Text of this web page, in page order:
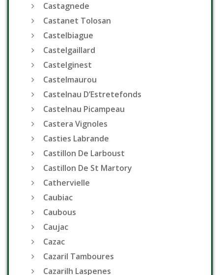
Castagnede
Castanet Tolosan
Castelbiague
Castelgaillard
Castelginest
Castelmaurou
Castelnau D’Estretefonds
Castelnau Picampeau
Castera Vignoles
Casties Labrande
Castillon De Larboust
Castillon De St Martory
Cathervielle
Caubiac
Caubous
Caujac
Cazac
Cazaril Tamboures
Cazarilh Laspenes